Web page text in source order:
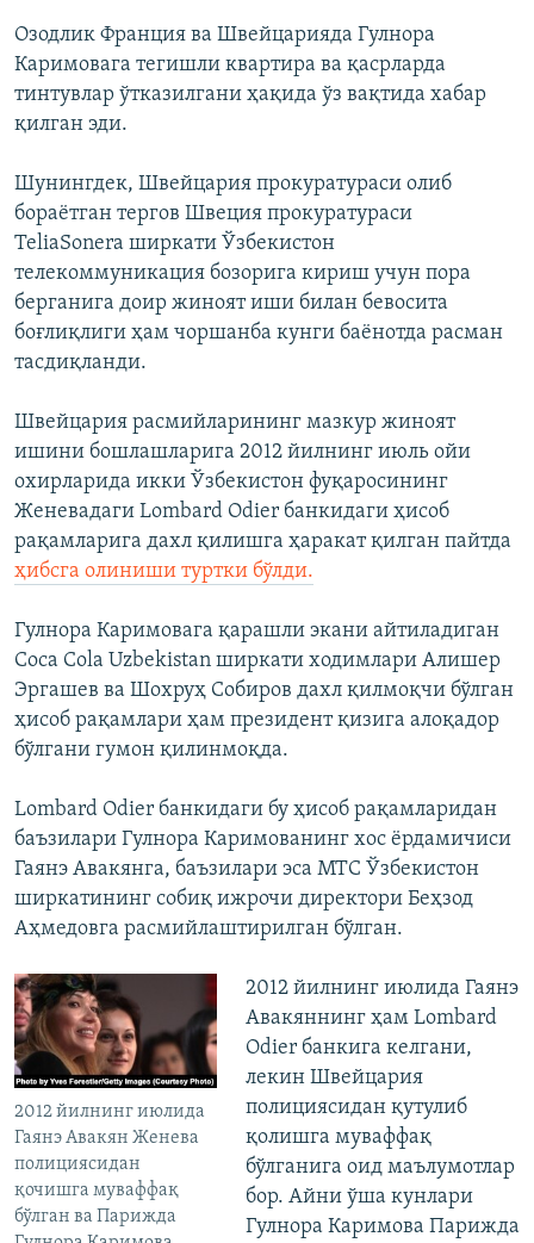
Озодлик Франция ва Швейцарияда Гулнора
Каримовага тегишли квартира ва қасрларда
тинтувлар ўтказилгани ҳақида ўз вақтида хабар
қилган эди.
Шунингдек, Швейцария прокуратураси олиб
бораётган тергов Швеция прокуратураси
TeliaSonera ширкати Ўзбекистон
телекоммуникация бозорига кириш учун пора
берганига доир жиноят иши билан бевосита
боғлиқлиги ҳам чоршанба кунги баёнотда расман
тасдиқланди.
Швейцария расмийларининг мазкур жиноят
ишини бошлашларига 2012 йилнинг июль ойи
охирларида икки Ўзбекистон фуқаросининг
Женевадаги Lombard Odier банкидаги ҳисоб
рақамларига дахл қилишга ҳаракат қилган пайтда
ҳибсга олиниши туртки бўлди.
Гулнора Каримовага қарашли экани айтиладиган
Coca Cola Uzbekistan ширкати ходимлари Алишер
Эргашев ва Шохруҳ Собиров дахл қилмоқчи бўлган
ҳисоб рақамлари ҳам президент қизига алоқадор
бўлгани гумон қилинмоқда.
Lombard Odier банкидаги бу ҳисоб рақамларидан
баъзилари Гулнора Каримованинг хос ёрдамичиси
Гаянэ Авакянга, баъзилари эса МТС Ўзбекистон
ширкатининг собиқ ижрочи директори Беҳзод
Аҳмедовга расмийлаштирилган бўлган.
2012 йилнинг июлида
Гаянэ Авакян Женева
полициясидан
қочишга муваффақ
бўлган ва Парижда
2012 йилнинг июлида Гаянэ
Авакяннинг ҳам Lombard
Odier банкига келгани,
лекин Швейцария
полициясидан қутулиб
қолишга муваффақ
бўлганига оид маълумотлар
бор. Айни ўша кунлари
Гулнора Каримова Парижда